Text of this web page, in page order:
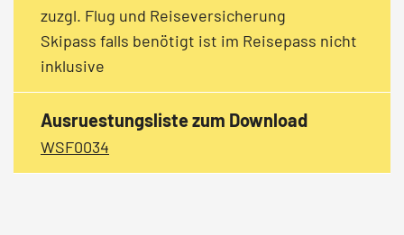
zuzgl. Flug und Reiseversicherung
Skipass falls benötigt ist im Reisepass nicht
inklusive
Ausruestungsliste zum Download
WSF0034